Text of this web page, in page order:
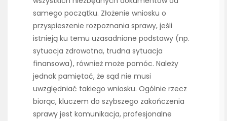
samego początku. Złożenie wniosku o
przyspieszenie rozpoznania sprawy, jeśli
istnieją ku temu uzasadnione podstawy (np.
sytuacja zdrowotna, trudna sytuacja
finansowa), również może pomóc. Należy
jednak pamiętać, że sąd nie musi
uwzględniać takiego wniosku. Ogólnie rzecz
biorąc, kluczem do szybszego zakończenia
sprawy jest komunikacja, profesjonalne